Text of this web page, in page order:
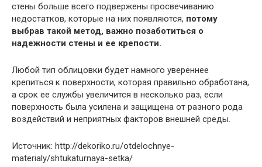
стены больше всего подвержены просвечиванию
недостатков, которые на них появляются, потому
выбрав такой метод, важно позаботиться о
надежности стены и ее крепости.
Любой тип облицовки будет намного увереннее
крепиться к поверхности, которая правильно обработана,
а срок ее службы увеличится в несколько раз, если
поверхность была усилена и защищена от разного рода
воздействий и неприятных факторов внешней среды.
Источник: http://dekoriko.ru/otdelochnye-
materialy/shtukaturnaya-setka/